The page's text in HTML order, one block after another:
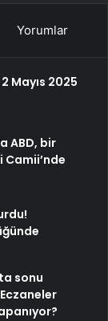
Yorumlar
Mayıs 2025
ABD, bir
Camii’nde
sonu